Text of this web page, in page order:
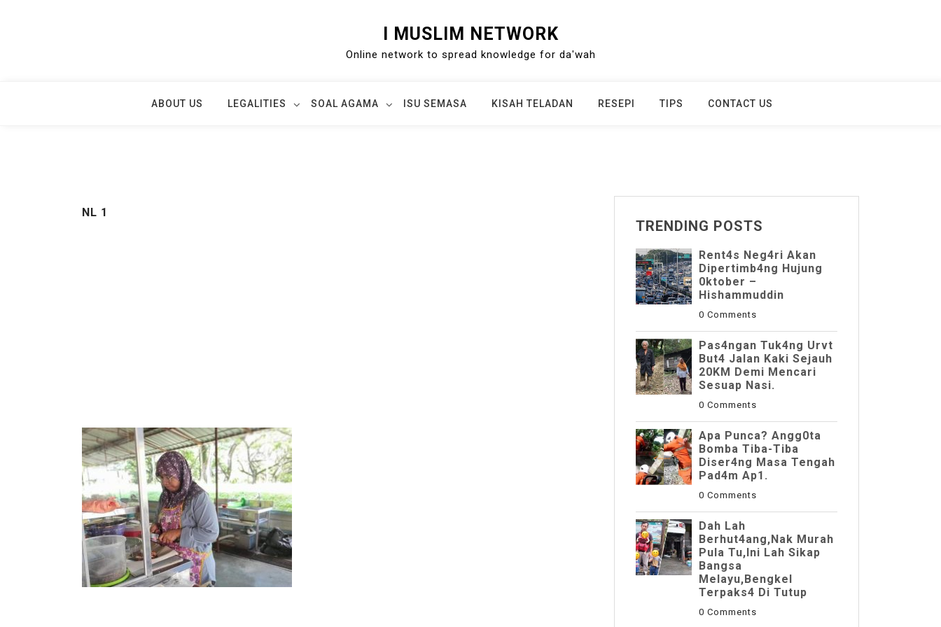
I MUSLIM NETWORK
Online network to spread knowledge for da'wah
ABOUT US LEGALITIES SOAL AGAMA ISU SEMASA KISAH TELADAN RESEPI TIPS CONTACT US
NL 1
TRENDING POSTS
Rent4s Neg4ri Akan
Dipertimb4ng Hujung
0ktober –
Hishammuddin
0 Comments
Pas4ngan Tuk4ng Urvt
But4 JaIan Kaki Sejauh
20KM Demi Mencari
Sesuap Nasi.
0 Comments
Apa Punca? Angg0ta
Bomba Tiba-Tiba
Diser4ng Masa Tengah
Pad4m Ap1.
0 Comments
Dah Lah
Berhut4ang,Nak Murah
Pula Tu,Ini Lah Sikap
Bangsa
Melayu,Bengkel
Terpaks4 Di Tutup
0 Comments